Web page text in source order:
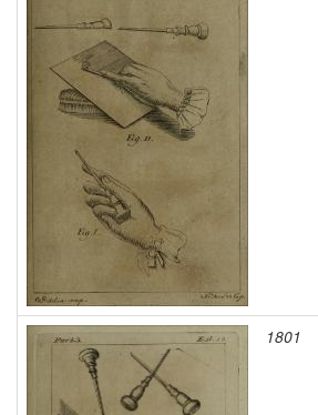
1801